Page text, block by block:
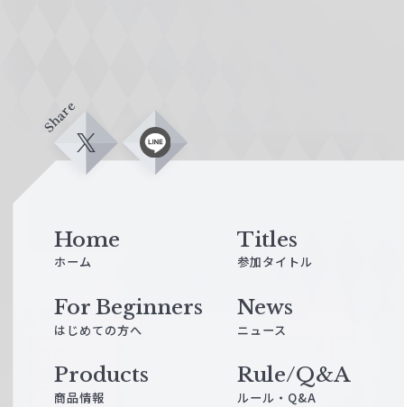
Share
X L
Home
ホーム
Titles
参加タイトル
For Beginners
はじめての方へ
News
ニュース
Products
商品情報
Rule/Q&A
ルール・Q&A